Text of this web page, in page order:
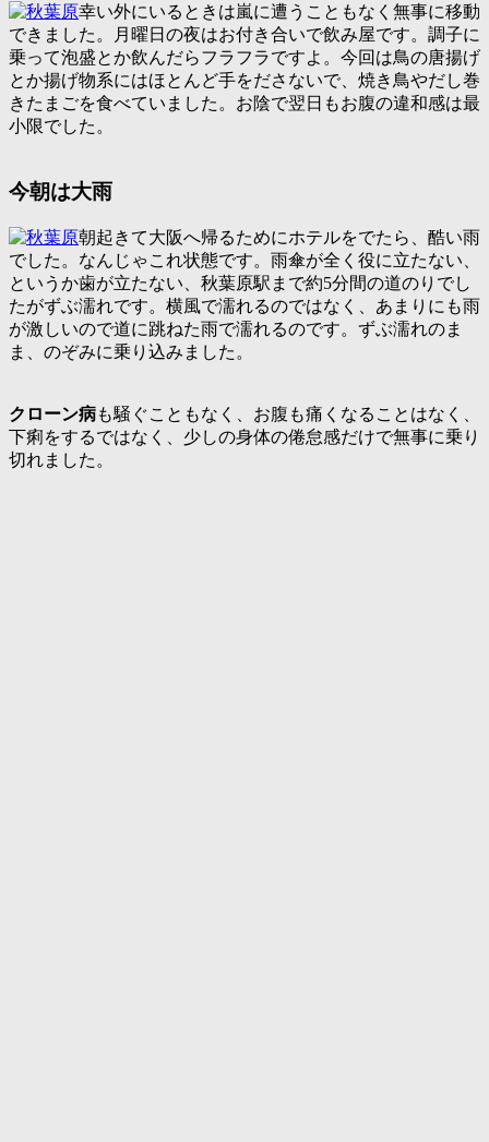
幸い外にいるときは嵐に遭うこともなく無事に移動
できました。月曜日の夜はお付き合いで飲み屋です。調子に
乗って泡盛とか飲んだらフラフラですよ。今回は鳥の唐揚げ
とか揚げ物系にはほとんど手をださないで、焼き鳥やだし巻
きたまごを食べていました。お陰で翌日もお腹の違和感は最
小限でした。
今朝は大雨
朝起きて大阪へ帰るためにホテルをでたら、酷い雨
でした。なんじゃこれ状態です。雨傘が全く役に立たない、
というか歯が立たない、秋葉原駅まで約5分間の道のりでし
たがずぶ濡れです。横風で濡れるのではなく、あまりにも雨
が激しいので道に跳ねた雨で濡れるのです。ずぶ濡れのま
ま、のぞみに乗り込みました。
クローン病も騒ぐこともなく、お腹も痛くなることはなく、
下痢をするではなく、少しの身体の倦怠感だけで無事に乗り
切れました。